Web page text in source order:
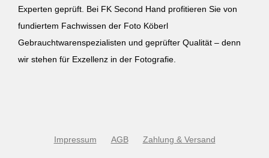
Experten geprüft. Bei FK Second Hand profitieren Sie von
fundiertem Fachwissen der Foto Köberl
Gebrauchtwarenspezialisten und geprüfter Qualität – denn
wir stehen für Exzellenz in der Fotografie.
Impressum AGB Zahlung & Versand